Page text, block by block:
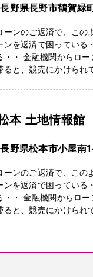
野県長野市鶴賀緑
ンのご返済で、こ
ンを返済で困っている
・・ 金融機関からロ
ると、競売にかけら
本 土地情報館
野県松本市小屋南
ンのご返済で、こ
ンを返済で困っている
・・ 金融機関からロ
ると、競売にかけら